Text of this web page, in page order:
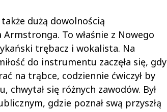
dużą dowolnością
To właśnie z Nowego
trębacz i wokalista. Na
do instrumentu zaczęła się, gdy
na trąbce, codziennie ćwiczył by
chwytał się różnych zawodów. Był
gdzie poznał swą przyszłą